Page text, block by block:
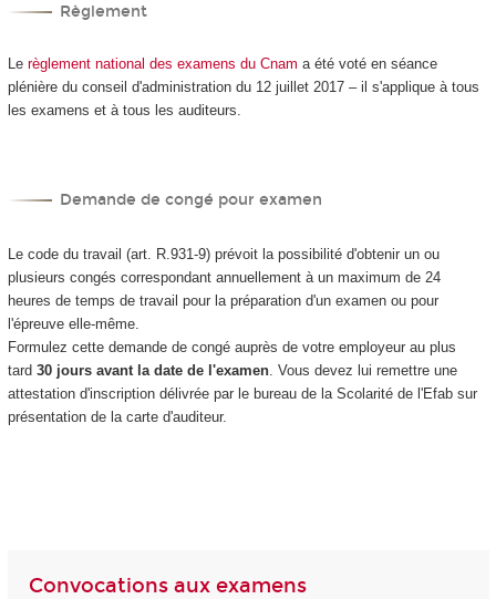
Règlement
Le règlement national des examens du Cnam a été voté en séance
plénière du conseil d'administration du 12 juillet 2017 – il s'applique à tous
les examens et à tous les auditeurs.
Demande de congé pour examen
Le code du travail (art. R.931-9) prévoit la possibilité d'obtenir un ou
plusieurs congés correspondant annuellement à un maximum de 24
heures de temps de travail pour la préparation d'un examen ou pour
l'épreuve elle-même.
Formulez cette demande de congé auprès de votre employeur au plus
tard 30 jours avant la date de l'examen. Vous devez lui remettre une
attestation d'inscription délivrée par le bureau de la Scolarité de l'Efab sur
présentation de la carte d'auditeur.
Convocations aux examens